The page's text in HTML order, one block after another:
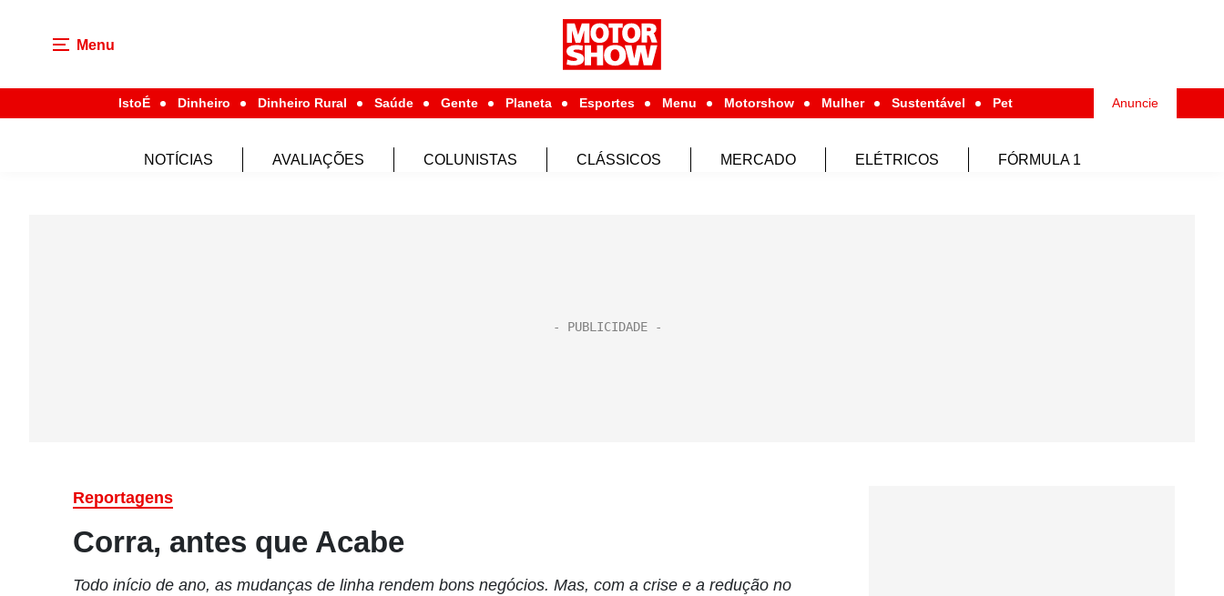
Menu
IstoÉ Dinheiro Dinheiro Rural Saúde Gente Planeta Esportes Menu Motorshow Mulher Sustentável Pet Anuncie
NOTÍCIAS AVALIAÇÕES COLUNISTAS CLÁSSICOS MERCADO ELÉTRICOS FÓRMULA 1
Reportagens
Corra, antes que Acabe
Todo início de ano, as mudanças de linha rendem bons negócios. Mas, com a crise e a redução no